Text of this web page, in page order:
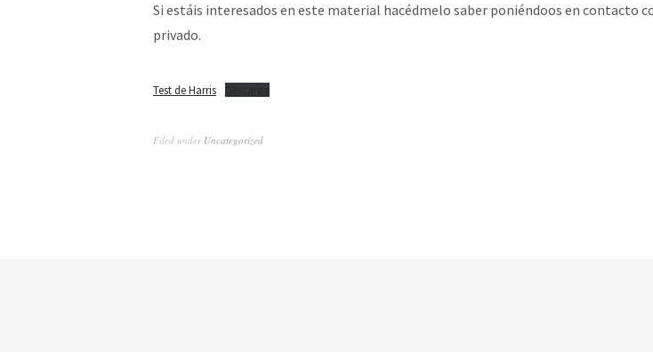
Si estáis interesados en este material hacédmelo saber poniéndoos en contacto
privado.
Test de Harris
Filed under Uncategorized